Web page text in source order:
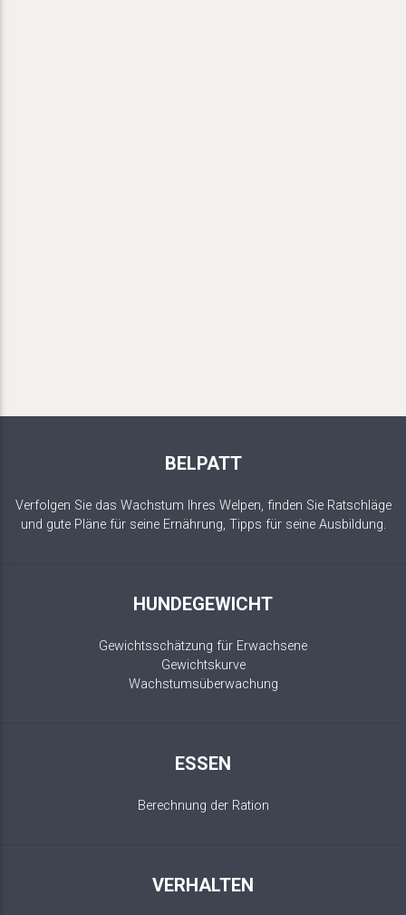
BELPATT
Verfolgen Sie das Wachstum Ihres Welpen, finden Sie Ratschläge
und gute Pläne für seine Ernährung, Tipps für seine Ausbildung.
HUNDEGEWICHT
Gewichtsschätzung für Erwachsene
Gewichtskurve
Wachstumsüberwachung
ESSEN
Berechnung der Ration
VERHALTEN